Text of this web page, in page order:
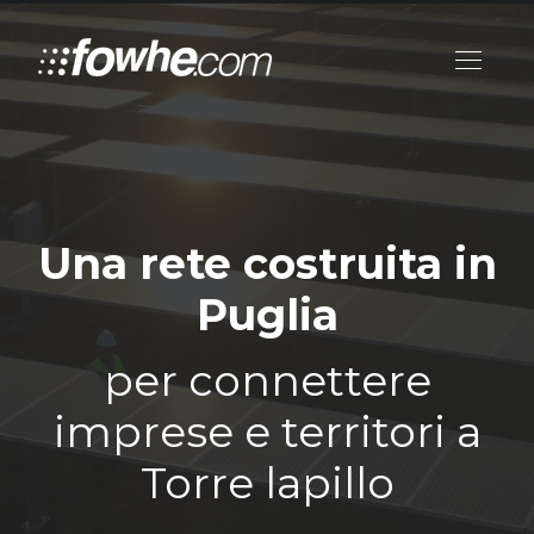
Una rete costruita in
Puglia
per connettere
imprese e territori a
Torre lapillo